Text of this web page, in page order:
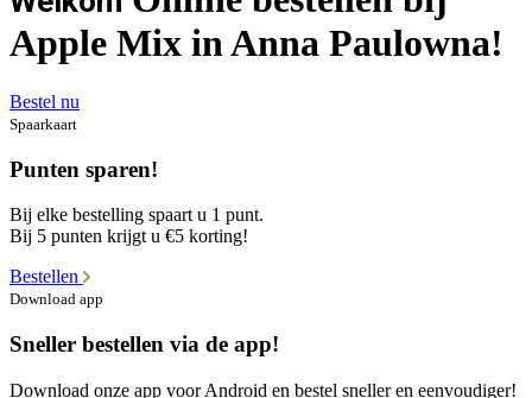
Apple Mix in Anna Paulowna!
Bestel nu
Spaarkaart
Punten sparen!
Bij elke bestelling spaart u 1 punt.
Bij 5 punten krijgt u €5 korting!
Bestellen
Download app
Sneller bestellen via de app!
Download onze app voor Android en bestel sneller en eenvoudiger!